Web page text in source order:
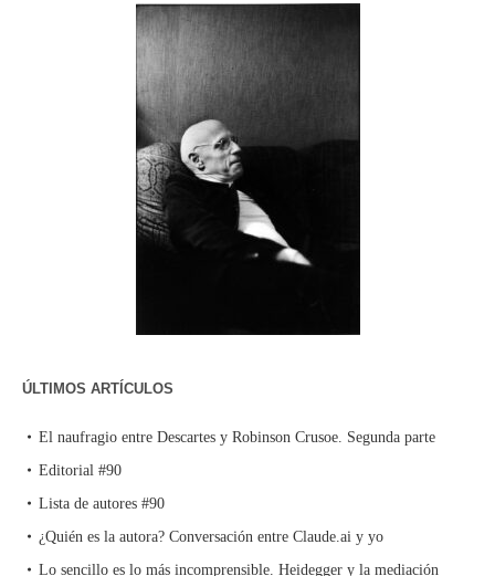
ÚLTIMOS ARTÍCULOS
El naufragio entre Descartes y Robinson Crusoe. Segunda parte
Editorial #90
Lista de autores #90
¿Quién es la autora? Conversación entre Claude.ai y yo
Lo sencillo es lo más incomprensible. Heidegger y la mediación